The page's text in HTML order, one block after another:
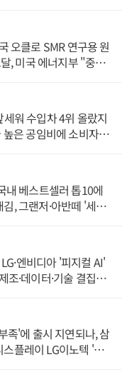
오클로 SMR 연구용 원
, 미국 에너지부 "중요
워 수입차 4위 올랐지
높은 공임비에 소비자
내 베스트셀러 톱10에
, 그랜저·아반떼 '세단
엔비디아 '피지컬 AI'
조·데이터·기술 결집
족'에 출시 지연되나, 삼
플레이 LG이노텍 '탈